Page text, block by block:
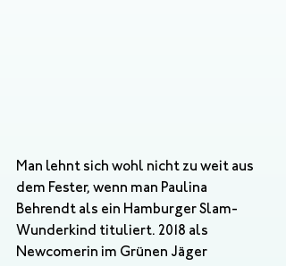
Man lehnt sich wohl nicht zu weit aus
dem Fester, wenn man Paulina
Behrendt als ein Hamburger Slam-
Wunderkind tituliert. 2018 als
Newcomerin im Grünen Jäger